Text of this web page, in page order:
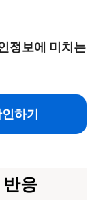
정보에 미치는
하기
응